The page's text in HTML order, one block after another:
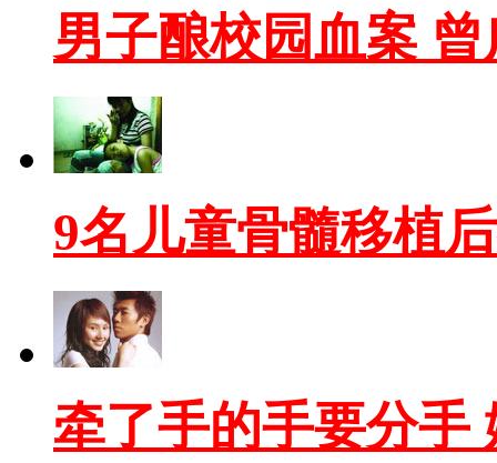
男子酿校园血案
9名儿童骨髓移植
牵了手的手要分手